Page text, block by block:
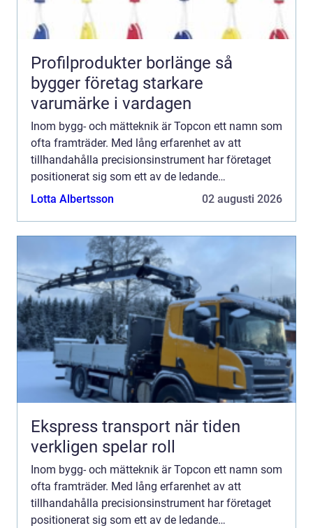
Profilprodukter borlänge så
bygger företag starkare
varumärke i vardagen
Inom bygg- och mätteknik är Topcon ett namn som
ofta framträder. Med lång erfarenhet av att
tillhandahålla precisionsinstrument har företaget
positionerat sig som ett av de ledande
varumärkena i branschen. Men vad...
Lotta Albertsson 02 augusti 2026
Ekspress transport när tiden
verkligen spelar roll
Inom bygg- och mätteknik är Topcon ett namn som
ofta framträder. Med lång erfarenhet av att
tillhandahålla precisionsinstrument har företaget
positionerat sig som ett av de ledande